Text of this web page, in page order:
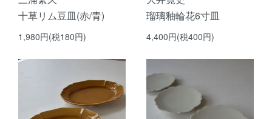
十草リム豆皿(赤/青)
1,980円(税180円)
瑠璃釉輪花6寸皿
4,400円(税400円)